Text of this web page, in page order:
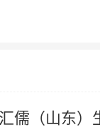
汇儒（山东）